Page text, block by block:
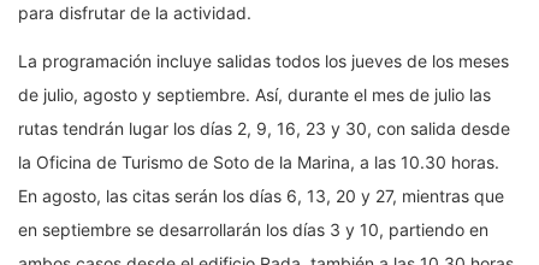
para disfrutar de la actividad.
La programación incluye salidas todos los jueves de los meses
de julio, agosto y septiembre. Así, durante el mes de julio las
rutas tendrán lugar los días 2, 9, 16, 23 y 30, con salida desde
la Oficina de Turismo de Soto de la Marina, a las 10.30 horas.
En agosto, las citas serán los días 6, 13, 20 y 27, mientras que
en septiembre se desarrollarán los días 3 y 10, partiendo en